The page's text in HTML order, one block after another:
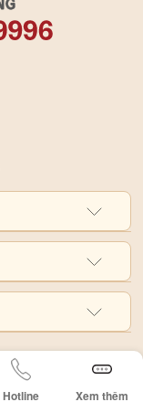
Hotline Xem thêm